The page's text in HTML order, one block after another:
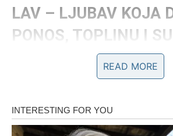
LAV – LJUBAV KOJA
PONOS, TOPLINU I
magnet za sudbinske susrete. Nakon
davao više nego što je primao, u
za sebe i za druge, sada dolazi
READ MORE